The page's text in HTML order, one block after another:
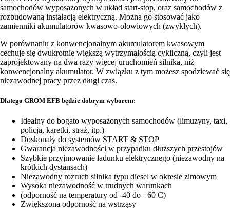
samochodów wyposażonych w układ start-stop, oraz samochodów z
rozbudowaną instalacją elektryczną. Można go stosować jako
zamienniki akumulatorów kwasowo-ołowiowych (zwykłych).
W porównaniu z konwencjonalnym akumulatorem kwasowym
cechuje się dwukrotnie większą wytrzymałością cykliczną, czyli jest
zaprojektowany na dwa razy więcej uruchomień silnika, niż
konwencjonalny akumulator. W związku z tym możesz spodziewać się
niezawodnej pracy przez długi czas.
Dlatego GROM EFB będzie dobrym wyborem:
Idealny do bogato wyposażonych samochodów (limuzyny, taxi,
policja, karetki, straż, itp.)
Doskonały do systemów START & STOP
Gwarancja niezawodności w przypadku dłuższych przestojów
Szybkie przyjmowanie ładunku elektrycznego (niezawodny na
krótkich dystansach)
Niezawodny rozruch silnika typu diesel w okresie zimowym
Wysoka niezawodność w trudnych warunkach
(odporność na temperatury od -40 do +60 C)
Zwiększona odporność na wstrząsy